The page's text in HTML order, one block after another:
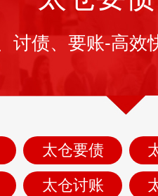
讨债、要账-高效
太仓要债
太仓讨账